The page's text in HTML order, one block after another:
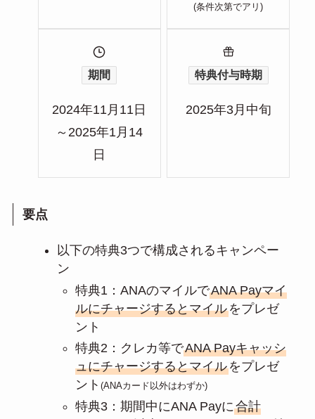
(条件次第でアリ)
期間
2024年11月11日
～2025年1月14
日
特典付与時期
2025年3月中旬
要点
以下の特典3つで構成されるキャンペー
ン
特典1：ANAのマイルでANA Payマイ
ルにチャージするとマイルをプレゼ
ント
特典2：クレカ等でANA Payキャッシ
ュにチャージするとマイルをプレゼ
ント(ANAカード以外はわずか)
特典3：期間中にANA Payに合計